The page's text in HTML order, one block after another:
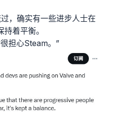
，确实有一些进步人士在
着平衡。
担心Steam。”